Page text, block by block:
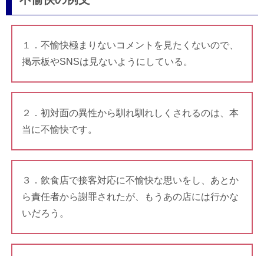
１．不愉快極まりないコメントを見たくないので、
掲示板やSNSは見ないようにしている。
２．初対面の異性から馴れ馴れしくされるのは、本
当に不愉快です。
３．飲食店で接客対応に不愉快な思いをし、あとか
ら責任者から謝罪されたが、もうあの店には行かな
いだろう。